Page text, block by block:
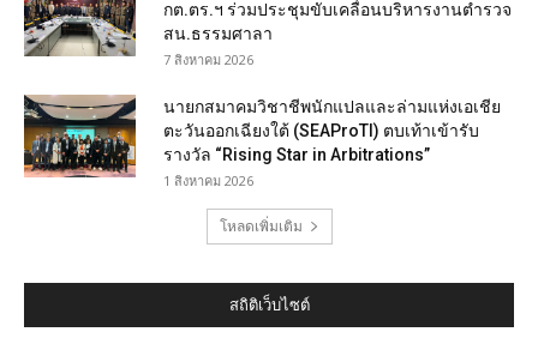
กต.ตร.ฯ ร่วมประชุมขับเคลื่อนบริหารงานตำรวจ
สน.ธรรมศาลา
7 สิงหาคม 2026
นายกสมาคมวิชาชีพนักแปลและล่ามแห่งเอเชีย
ตะวันออกเฉียงใต้ (SEAProTI) ตบเท้าเข้ารับ
รางวัล “Rising Star in Arbitrations”
1 สิงหาคม 2026
โหลดเพิ่มเติม
สถิติเว็บไซต์